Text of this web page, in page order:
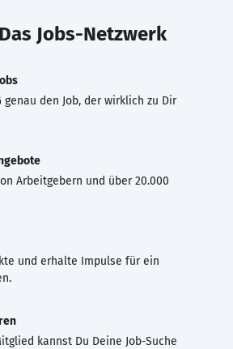
Jobs-Netzwerk
genau den Job, der wirklich zu Dir
Arbeitgebern und über 20.000
und erhalte Impulse für ein
kannst Du Deine Job-Suche